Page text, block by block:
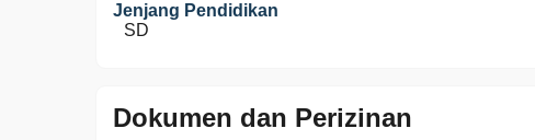
Jenjang Pendidikan
SD
Dokumen dan Perizinan